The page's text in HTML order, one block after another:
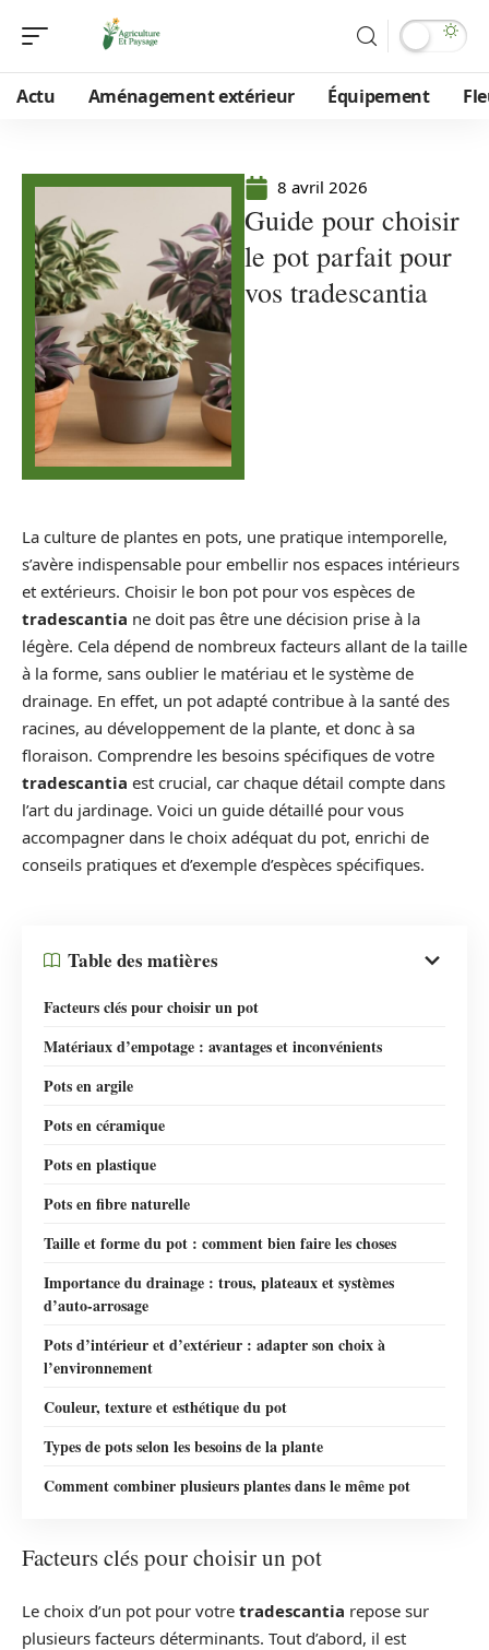
Actu Aménagement extérieur Équipement
8 avril 2026
Guide pour choisir
le pot parfait pour
vos tradescantia
La culture de plantes en pots, une pratique intemporelle,
s’avère indispensable pour embellir nos espaces intérieurs
et extérieurs. Choisir le bon pot pour vos espèces de
tradescantia ne doit pas être une décision prise à la
légère. Cela dépend de nombreux facteurs allant de la taille
à la forme, sans oublier le matériau et le système de
drainage. En effet, un pot adapté contribue à la santé des
racines, au développement de la plante, et donc à sa
floraison. Comprendre les besoins spécifiques de votre
tradescantia est crucial, car chaque détail compte dans
l’art du jardinage. Voici un guide détaillé pour vous
accompagner dans le choix adéquat du pot, enrichi de
conseils pratiques et d’exemple d’espèces spécifiques.
Table des matières
Facteurs clés pour choisir un pot
Matériaux d’empotage : avantages et inconvénients
Pots en argile
Pots en céramique
Pots en plastique
Pots en fibre naturelle
Taille et forme du pot : comment bien faire les choses
Importance du drainage : trous, plateaux et systèmes
d’auto-arrosage
Pots d’intérieur et d’extérieur : adapter son choix à
l’environnement
Couleur, texture et esthétique du pot
Types de pots selon les besoins de la plante
Comment combiner plusieurs plantes dans le même pot
Facteurs clés pour choisir un pot
Le choix d’un pot pour votre tradescantia repose sur
plusieurs facteurs déterminants. Tout d’abord, il est